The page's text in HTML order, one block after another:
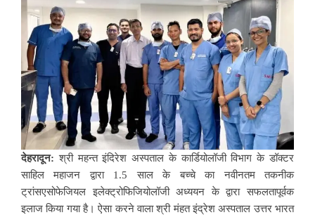
देहरादून: श्री महन्त इंदिरेश अस्पताल के कार्डियोलॉजी विभाग के डॉक्टर
साहिल महाजन द्वारा 1.5 साल के बच्चे का नवीनतम तकनीक
ट्रांसएसोफेजियल इलेक्ट्रोफिजियोलॉजी अध्ययन के द्वारा सफलतापूर्वक
इलाज किया गया है। ऐसा करने वाला श्री मंहत इंद्रेश अस्पताल उत्तर भारत